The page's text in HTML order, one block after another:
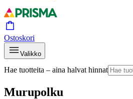
Ostoskori
Valikko
Hae tuotteita – aina halvat hinnat
Murupolku